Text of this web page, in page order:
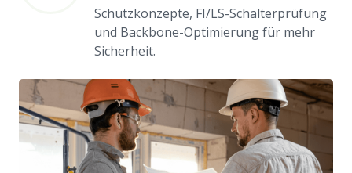
Schutzkonzepte, FI/LS-Schalterprüfung
und Backbone-Optimierung für mehr
Sicherheit.